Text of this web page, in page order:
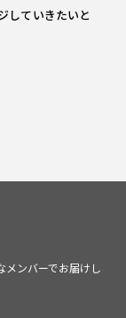
していきたいと
メンバーでお届けし